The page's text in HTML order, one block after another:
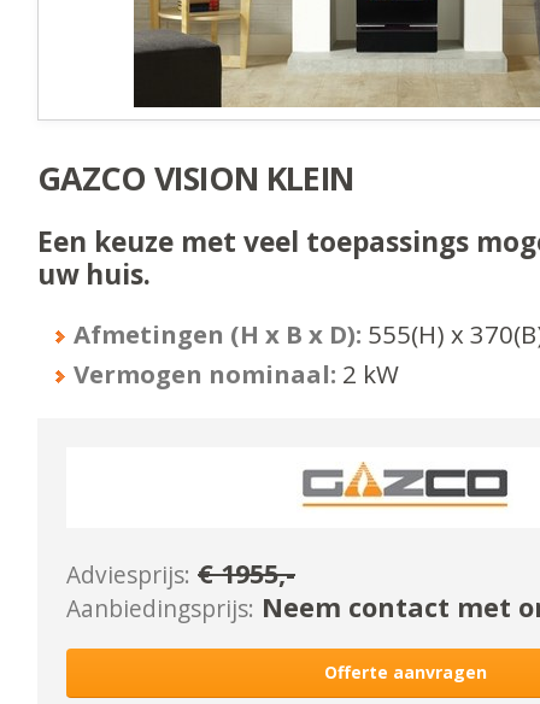
GAZCO VISION KLEIN
Een keuze met veel toepassings
uw huis.
Afmetingen (H x B x D): 555(H) x370
Vermogen nominaal: 2 kW
Adviesprijs: €1955,-
Aanbiedingsprijs: Neem contact met
Offerte aanvragen